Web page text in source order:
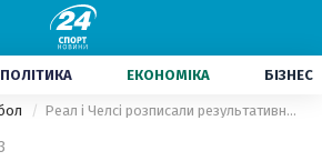
ЕКОНОМІКА БІЗНЕС
Реал і Челсі розписали результативну нічию у півфіналі Ліги чемпіонів: відео